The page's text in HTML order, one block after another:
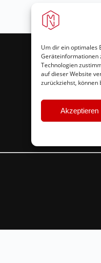
Um dir ein optimales
Geräteinformationen
Technologien
auf dieser Website
zurückziehst,
Akzeptieren
Instagram
Facebook
Mitglied